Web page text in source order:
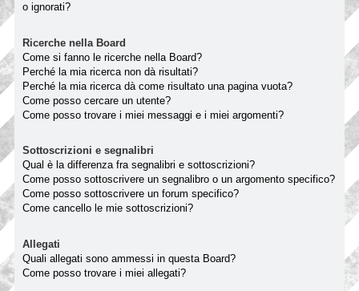
o ignorati?
Ricerche nella Board
Come si fanno le ricerche nella Board?
Perché la mia ricerca non dà risultati?
Perché la mia ricerca dà come risultato una pagina vuota?
Come posso cercare un utente?
Come posso trovare i miei messaggi e i miei argomenti?
Sottoscrizioni e segnalibri
Qual è la differenza fra segnalibri e sottoscrizioni?
Come posso sottoscrivere un segnalibro o un argomento specifico?
Come posso sottoscrivere un forum specifico?
Come cancello le mie sottoscrizioni?
Allegati
Quali allegati sono ammessi in questa Board?
Come posso trovare i miei allegati?